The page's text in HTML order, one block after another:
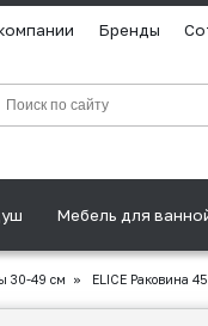
Бренды
Мебель для
30-49 см » ELICE Раковина